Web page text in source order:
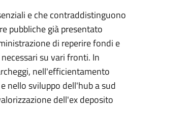
e che contraddistinguono
pubbliche già presentato
di reperire fondi e
su vari fronti. In
nell'efficientamento
nello sviluppo dell'hub a sud
dell'ex deposito